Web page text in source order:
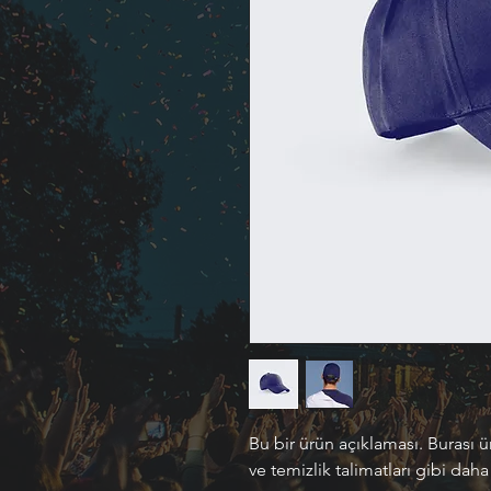
Bu bir ürün açıklaması.
ve temizlik talimatları gibi